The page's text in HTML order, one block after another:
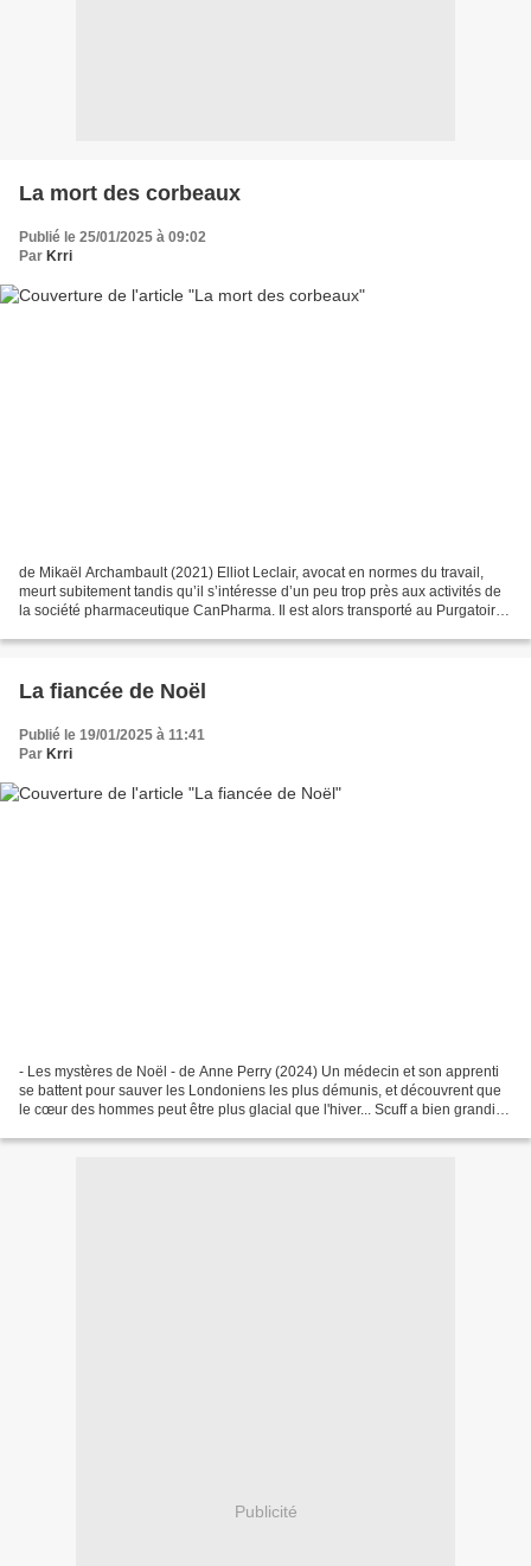
La mort des corbeaux
Publié le 25/01/2025 à 09:02
Par Krri
de Mikaël Archambault (2021) Elliot Leclair, avocat en normes du travail,
meurt subitement tandis qu’il s’intéresse d’un peu trop près aux activités de
la société pharmaceutique CanPharma. Il est alors transporté au Purgatoire,
La fiancée de Noël
Publié le 19/01/2025 à 11:41
Par Krri
- Les mystères de Noël - de Anne Perry (2024) Un médecin et son apprenti
se battent pour sauver les Londoniens les plus démunis, et découvrent que
le cœur des hommes peut être plus glacial que l'hiver... Scuff a bien grandit
Publicité